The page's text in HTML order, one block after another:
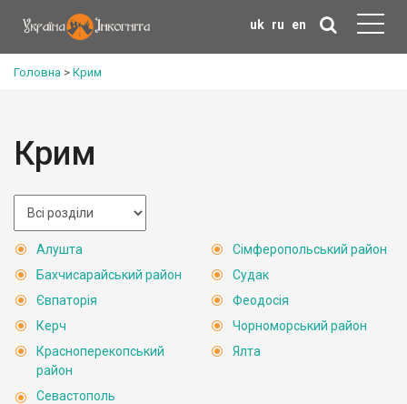
uk ru en
Головна > Крим
Крим
Алушта
Бахчисарайський район
Євпаторія
Керч
Красноперекопський
район
Севастополь
Сімферопольський район
Судак
Феодосія
Чорноморський район
Ялта